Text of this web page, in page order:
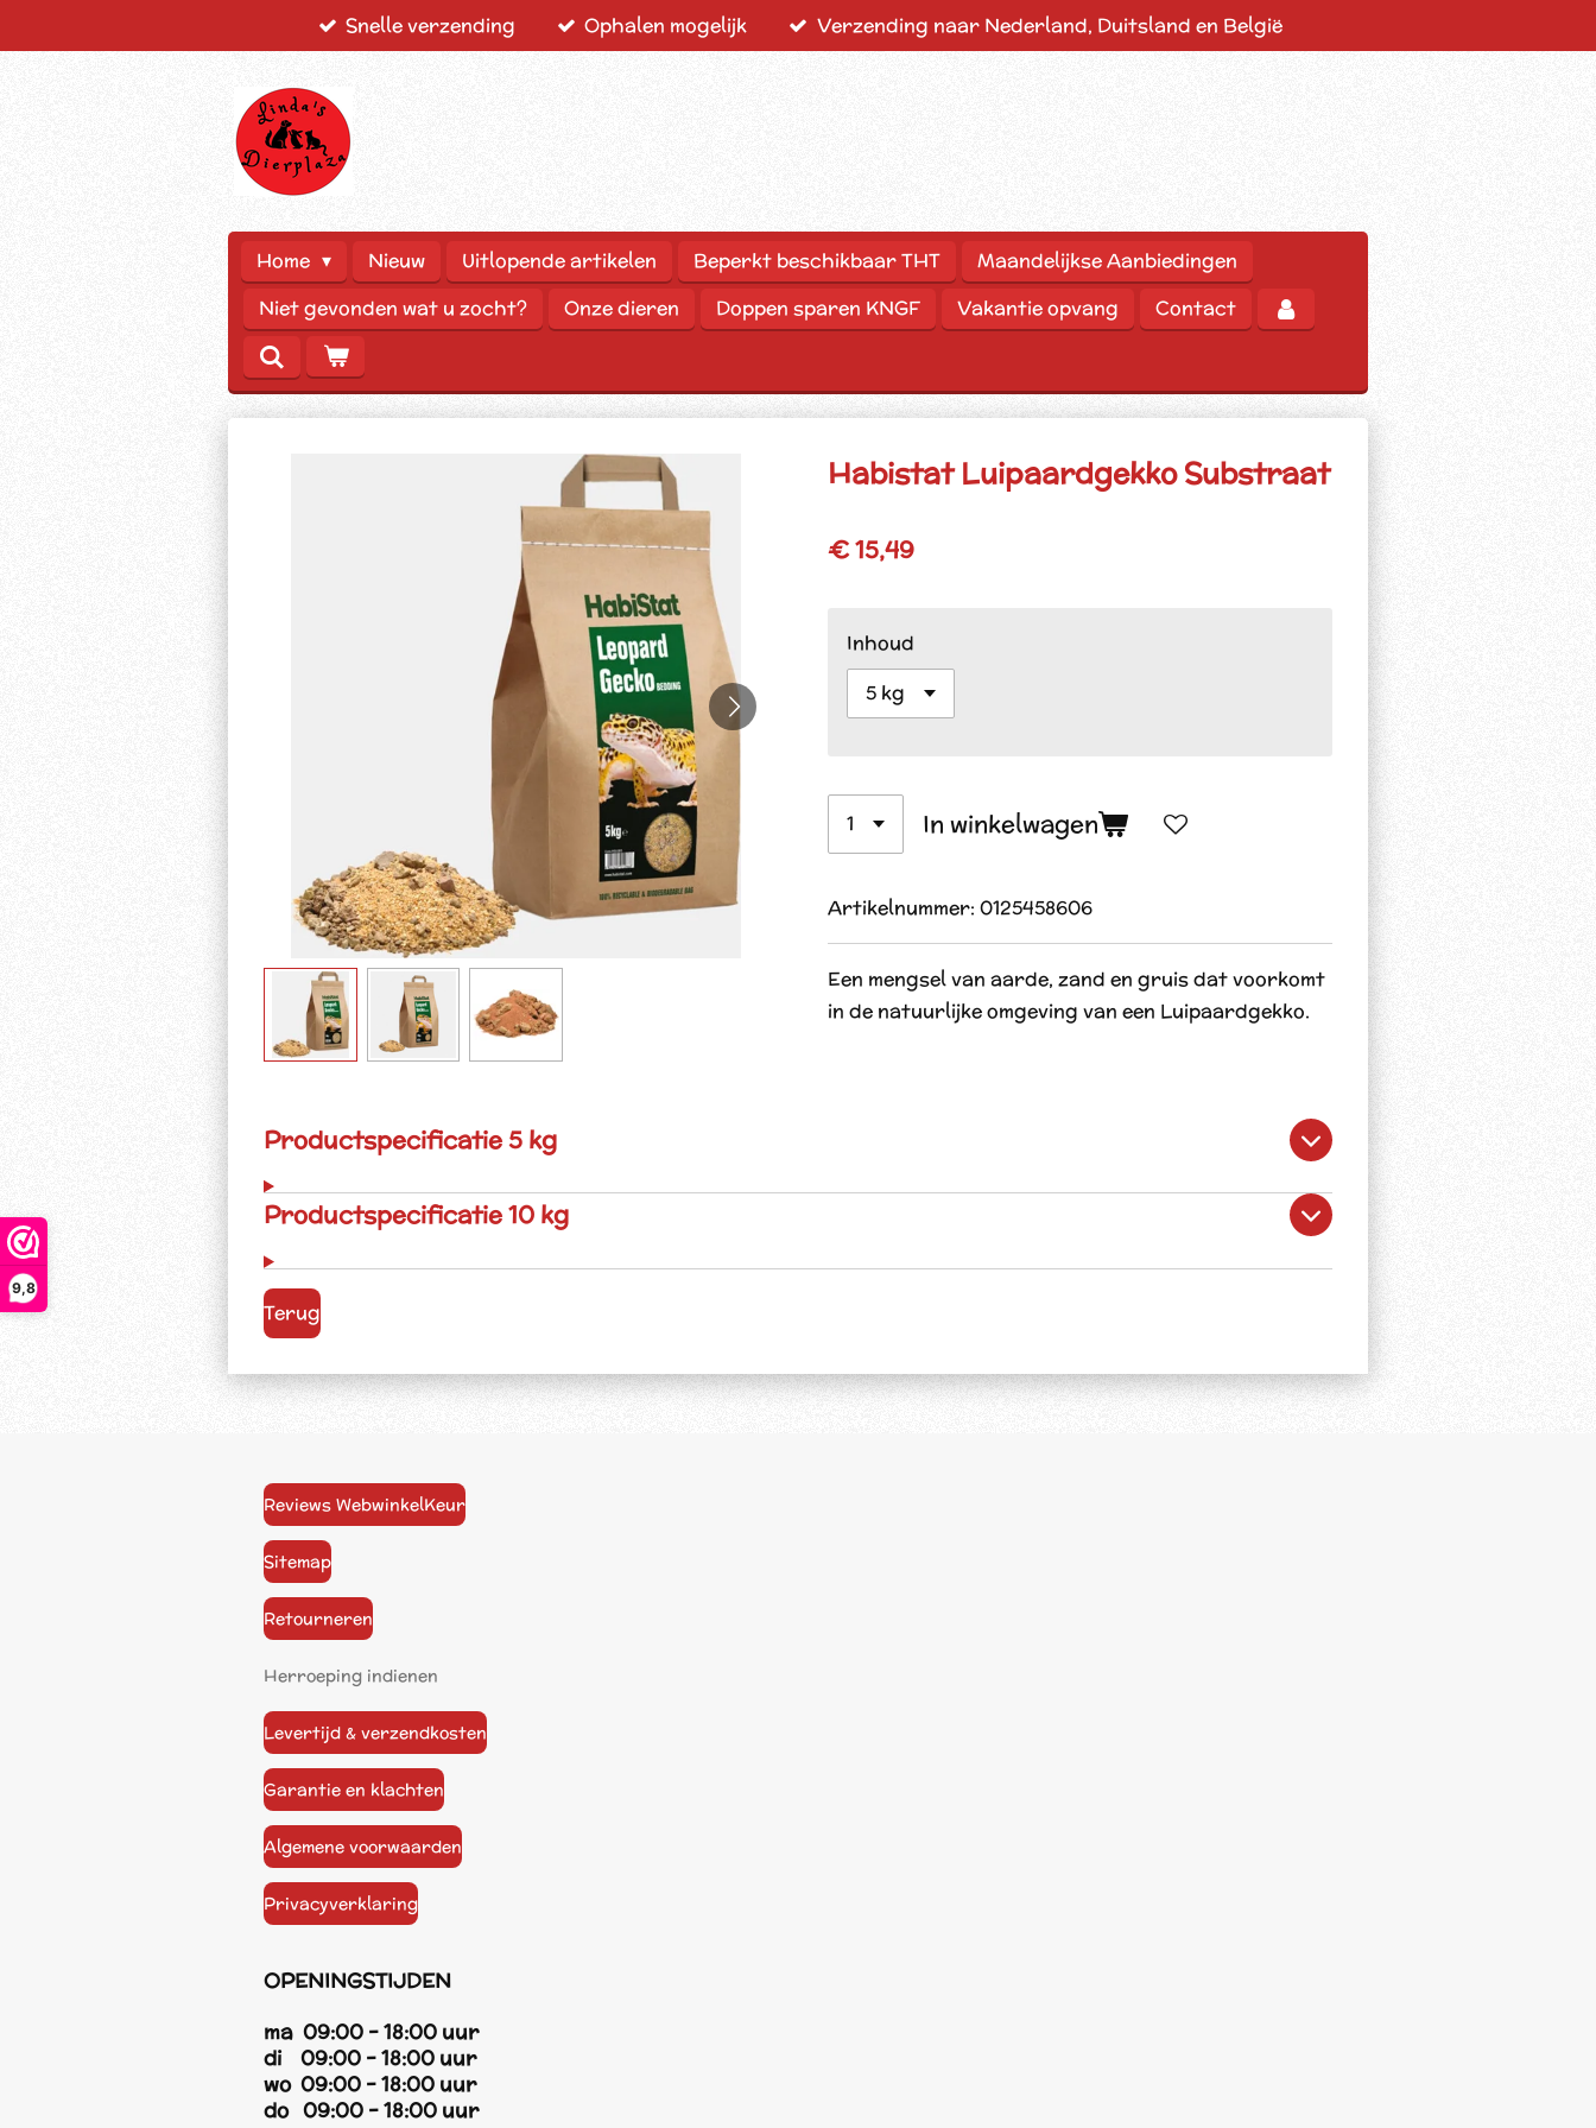
9,8
Snelle verzending Ophalen mogelijk Verzending naar Nederland, Duitsland en België
Home Nieuw Uitlopende artikelen Beperkt beschikbaar THT
Maandelijkse Aanbiedingen
Niet gevonden wat u zocht?
Onze dieren Doppen sparen KNGF Vakantie opvang Contact
Habistat Luipaardgekko Substraat
€ 15,49
Inhoud
In winkelwagen
Artikelnummer: 0125458606
Een mengsel van aarde, zand en gruis dat voorkomt
in de natuurlijke omgeving van een Luipaardgekko.
Productspecificatie 5 kg
Productspecificatie 10 kg
Terug
Reviews WebwinkelKeur
Sitemap
Retourneren
Herroeping indienen
Levertijd & verzendkosten
Garantie en klachten
Algemene voorwaarden
Privacyverklaring
OPENINGSTIJDEN
ma 09:00 - 18:00 uur
di 09:00 - 18:00 uur
wo 09:00 - 18:00 uur
do 09:00 - 18:00 uur